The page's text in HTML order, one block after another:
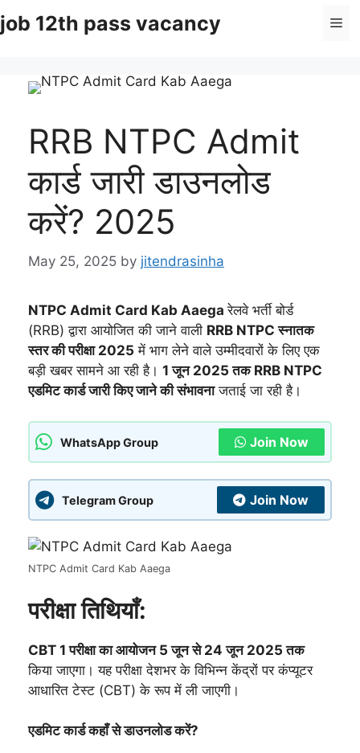
to
job 12th pass vacancy
RRB NTPC Admit
कार्ड जारी डाउनलोड
करें? 2025
May 25, 2025 by jitendrasinha
NTPC Admit Card Kab Aaegaरेलवे भर्ती बोर्ड
(RRB) द्वारा आयोजित की जाने वाली RRB NTPC स्नातक
स्तर की परीक्षा 2025 में भाग लेने वाले उम्मीदवारों के लिए एक
बड़ी खबर सामने आ रही है। 1 जून 2025 तक RRB NTPC
एडमिट कार्ड जारी किए जाने की संभावनाजताई जा रही है।
WhatsApp Group Join Now
Telegram Group Join Now
NTPC Admit Card Kab Aaega
परीक्षा तिथियाँ:
CBT 1 परीक्षा का आयोजन 5 जून से 24 जून 2025 तक
किया जाएगा। यह परीक्षा देशभर के विभिन्न केंद्रों पर कंप्यूटर
आधारित टेस्ट (CBT) के रूप में ली जाएगी।
एडमिट कार्ड कहाँ से डाउनलोड करें?